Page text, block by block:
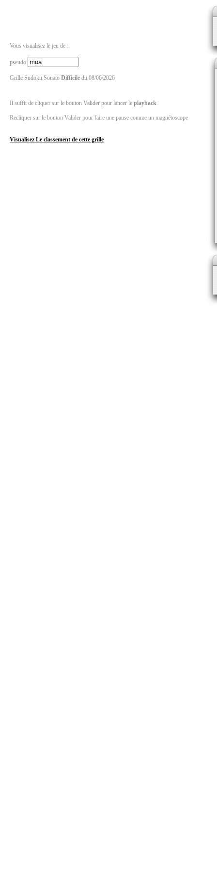
Vous visualisez le jeu de :
pseudo
Grille Sudoku Sonato Difficile du 08/06/2026
Il suffit de cliquer sur le bouton Valider pour lancer le playback
Recliquer sur le bouton Valider pour faire une pause comme un magnétoscope
Visualisez Le classement de cette grille